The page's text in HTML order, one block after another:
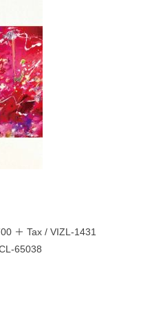
＋ Tax / VIZL-1431
65038